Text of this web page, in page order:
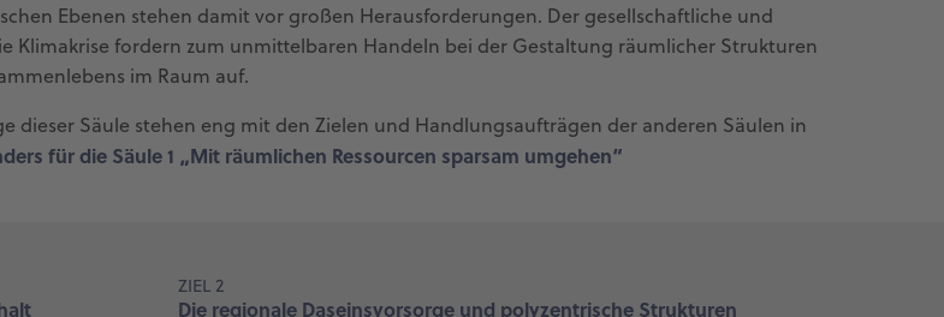
Ebenen stehen damit vor großen Herausforderungen. Der gesellschaftliche und
Klimakrise fordern zum unmittelbaren Handeln bei der Gestaltung räumlicher Strukturen
im Raum auf.
dieser Säule stehen eng mit den Zielen und Handlungsaufträgen der anderen Säulen in
für die Säule 1 „Mit räumlichen Ressourcen sparsam umgehen“
ZIEL 2
Die regionale Daseinsvorsorge und polyzentrische Strukturen